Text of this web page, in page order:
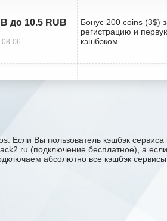
до 10.5 RUB
08-06
Бонус 200 coins (3$)
регистрацию и
кэшбэком
Вы пользователь кэшбэк сервиса
(подключение бесплатное), а
абсолютно все кэшбэк